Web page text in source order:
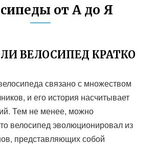
от А до Я
ВЕЛОСИПЕД КРАТКО
связано с множеством
и его история насчитывает
Тем не менее, можно
велосипед эволюционировал из
представляющих собой